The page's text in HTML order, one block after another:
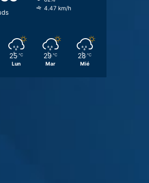
4.47 km/h
25 ℃
Lun
29 ℃
Mar
28 ℃
Mié